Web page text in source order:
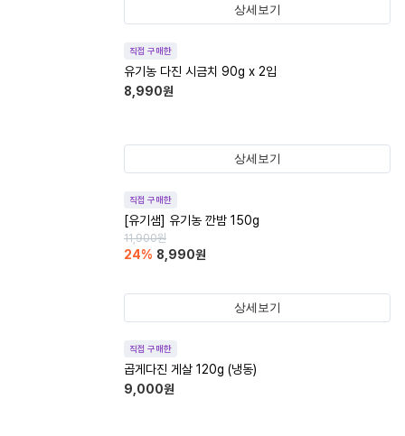
상세보기
직접 구매한
유기농 다진 시금치 90g x 2입
8,990원
상세보기
직접 구매한
[유기샘] 유기농 깐밤 150g
11,900원
24% 8,990원
상세보기
직접 구매한
곱게다진 게살 120g (냉동)
9,000원